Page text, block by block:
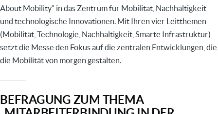
About Mobility“ in das Zentrum für Mobilität, Nachhaltigkeit
und technologische Innovationen. Mit Ihren vier Leitthemen
(Mobilität, Technologie, Nachhaltigkeit, Smarte Infrastruktur)
setzt die Messe den Fokus auf die zentralen Entwicklungen, die
die Mobilität von morgen gestalten.
BEFRAGUNG ZUM THEMA